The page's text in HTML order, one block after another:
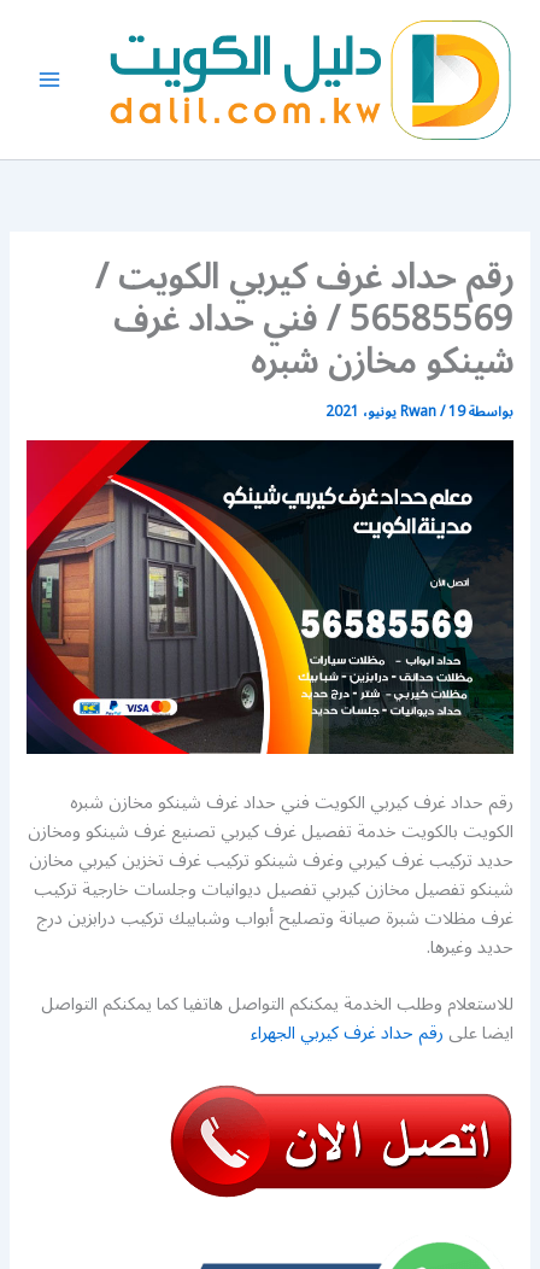
المحتوى
رقم حداد غرف كيربي الكويت /
56585569 / فني حداد غرف
شينكو مخازن شبره
بواسطة Rwan/19 يونيو، 2021
رقم حداد غرف كيربي الكويت فني حداد غرف شينكو مخازن شبره
الكويت بالكويت خدمة تفصيل غرف كيربي تصنيع غرف شينكو ومخازن
حديد تركيب غرف كيربي وغرف شينكو تركيب غرف تخزين كيربي مخازن
شينكو تفصيل مخازن كيربي تفصيل ديوانيات وجلسات خارجية تركيب
غرف مظلات شبرة صيانة وتصليح أبواب وشبابيك تركيب درابزين درج
حديد وغيرها.
للاستعلام وطلب الخدمة يمكنكم التواصل هاتفيا كما يمكنكم التواصل
ايضا علىرقم حداد غرف كيربي الجهراء